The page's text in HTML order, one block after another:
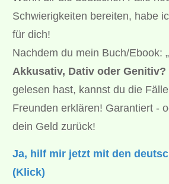
Schwierigkeiten bereiten, habe
für dich!
Nachdem du mein Buch/Ebook: „
Akkusativ, Dativ oder Genitiv?
gelesen hast, kannst du die
Freunden erklären! Garantiert -
dein Geld zurück!
Ja, hilf mir jetzt mit den
(Klick)